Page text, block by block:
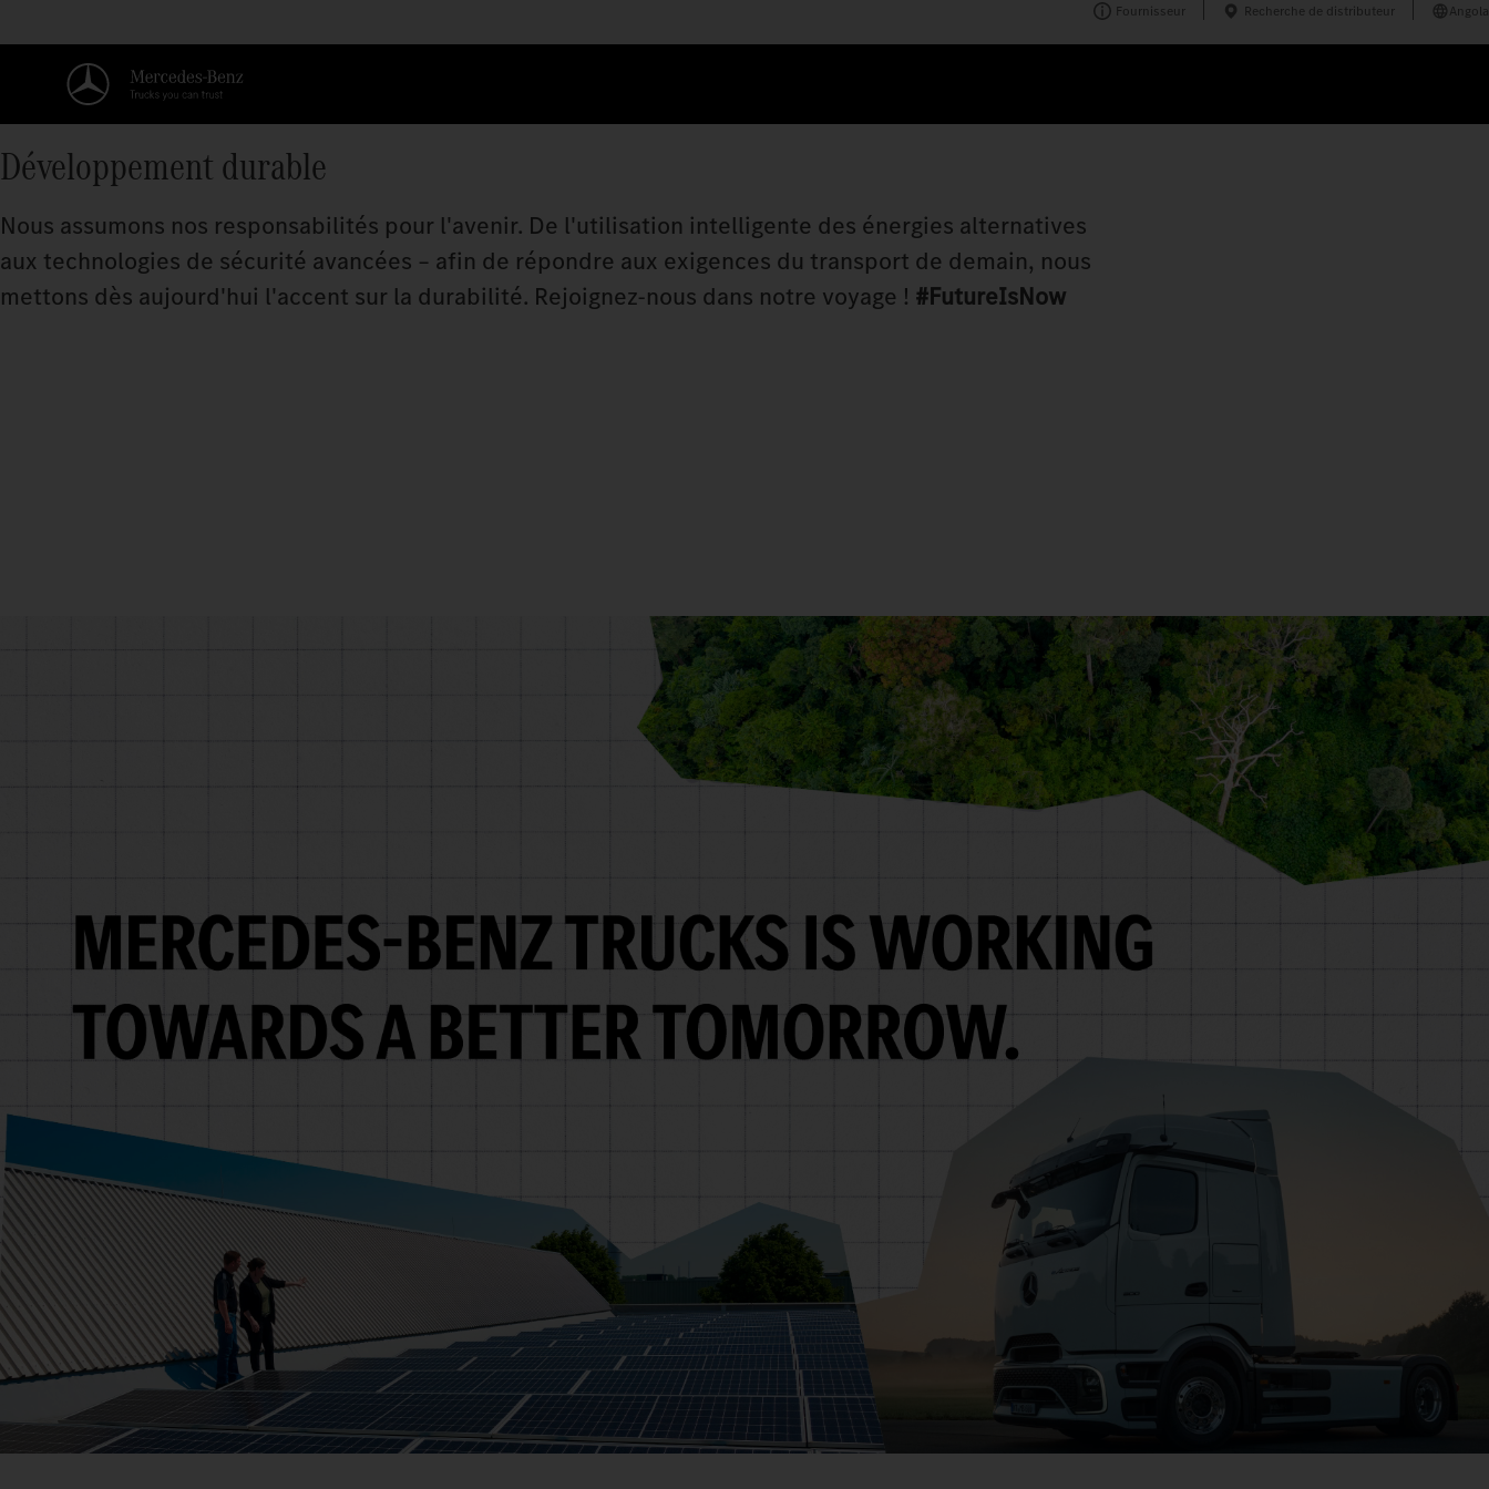
Fournisseur Recherche de distributeur Angola
Développement durable
Nous assumons nos responsabilités pour l'avenir. De l'utilisation intelligente des énergies alternatives
aux technologies de sécurité avancées – afin de répondre aux exigences du transport de demain, nous
mettons dès aujourd'hui l'accent sur la durabilité. Rejoignez-nous dans notre voyage ! #FutureIsNow